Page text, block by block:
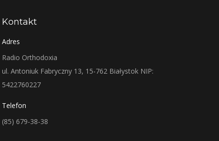
Kontakt
Adres
Radio Orthodoxia
ul. Antoniuk Fabryczny 13, 15-762 Białystok NIP:
5422760227
Telefon
(85) 679-38-38